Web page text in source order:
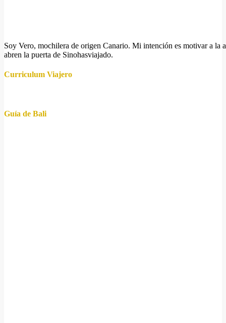
Soy Vero, mochilera de origen Canario. Mi intención es motivar a la
abren la puerta de Sinohasviajado.
Curriculum Viajero
Guía de Bali